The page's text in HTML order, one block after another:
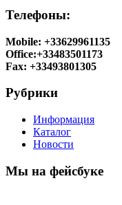
Телефоны:
Mobile: +33629961135
Office:+33483501173
Fax: +33493801305
Рубрики
Информация
Каталог
Новости
Мы на фейсбуке